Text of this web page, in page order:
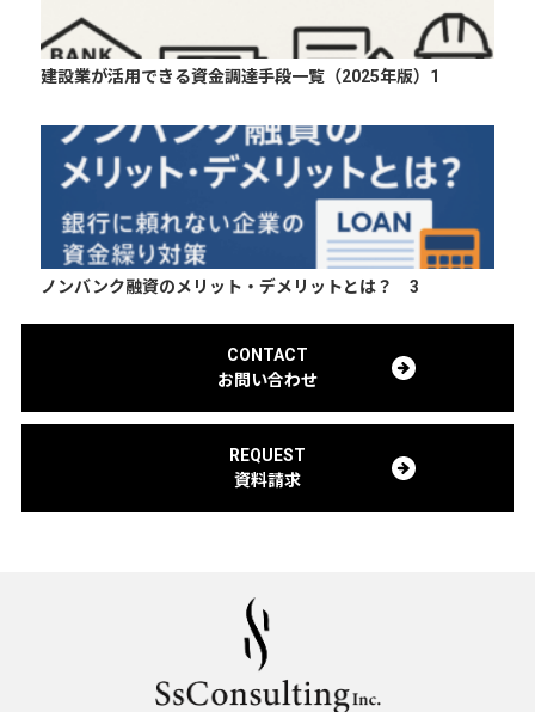
建設業が活用できる資金調達手段一覧（2025年版）1
ノンバンク融資のメリット・デメリットとは？ 3
CONTACT
お問い合わせ
REQUEST
資料請求